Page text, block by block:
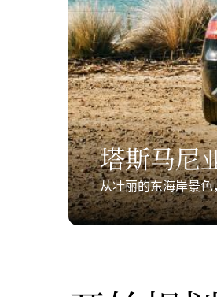
塔斯马尼
从壮丽的东海岸景